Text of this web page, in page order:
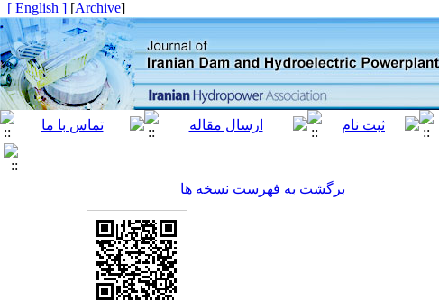
[
Archive
]
[ English ]
برگشت به فهرست نسخه ها